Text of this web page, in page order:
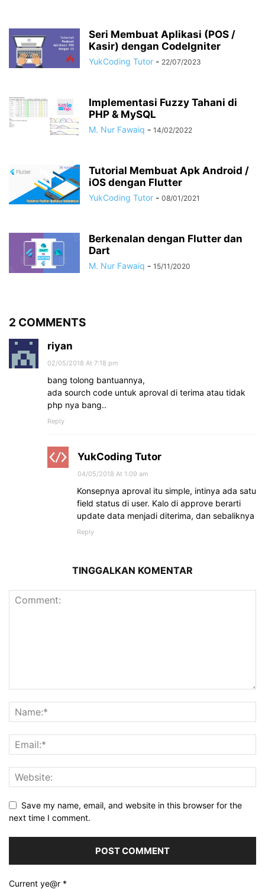
Seri Membuat Aplikasi (POS /
Kasir) dengan CodeIgniter
YukCoding Tutor - 22/07/2023
Implementasi Fuzzy Tahani di
PHP & MySQL
M. Nur Fawaiq - 14/02/2022
Tutorial Membuat Apk Android /
iOS dengan Flutter
YukCoding Tutor - 08/01/2021
Berkenalan dengan Flutter dan
Dart
M. Nur Fawaiq - 15/11/2020
2 COMMENTS
riyan
02/05/2018 At 7:18 pm
bang tolong bantuannya,
ada sourch code untuk aproval di terima atau tidak
php nya bang..
Reply
YukCoding Tutor
04/05/2018 At 1:09 am
Konsepnya aproval itu simple, intinya ada satu
field status di user. Kalo di approve berarti
update data menjadi diterima, dan sebaliknya
Reply
TINGGALKAN KOMENTAR
Save my name, email, and website in this browser for the
next time I comment.
Current ye@r *